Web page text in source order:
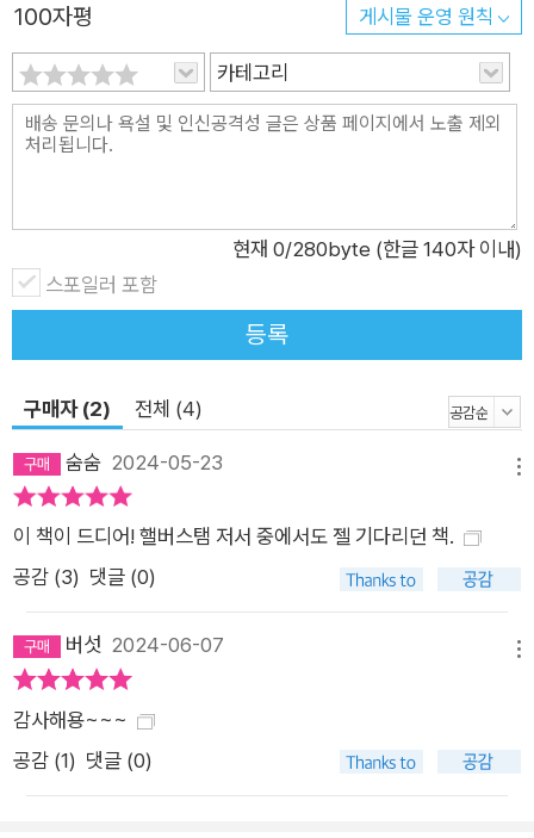
결과를 낳을 수 있을지 탐구한다. 이를테면 소작농들의 저항이나
반식민주의 투쟁에서 게으름, 수동성, 무능력처럼 실패로 보이는
것들이 실은 지배 집단의 사업을 고의로 지연시키는 훌륭한 전략
이었다. 이기려 하지 않고, 소비문화에 매몰되지 않고, 재화 축적
을 열망하지 않고, 지배적인 규율에 도전하는 것처럼, 실패는 피
다. 그래서 저자는 실패를 삶의 양식으로 받아들이면서 실패의 활
기찬 내면을 발견해보라고 우리에게 촉구한다. 성공에 관한 관습
적인 이해 바깥에서 다른 존재 방식, 다른 앎의 방식을 탐구해보
면 성공한 사람은 상상도 할 수 없고 불가능한 새로운 형태의 삶
이 있다는 것이다. 올림픽 경기에서 4등을 차지한 선수들과 마찬
가지로, <치킨 런>의 진저, <꼬마 돼지 베이브>의 베이브, <니
모를 찾아서>의 도리와 같은 만화 캐릭터들이 틀리고, 길을 잃
고, 지는 것에는 무언가 강력한 힘이 존재하는 것을 알 수 있다.
우리가 각자의 실패를 한데 모은다면 이들 애니메이션처럼 행복
하고 생산적인 실패를 통해 승자를 충분히 끌어내릴 수도 있다.
실패는 다른 종류의 성공이 될 수 있다. ‘저급 이론’과 ‘실없는 아
카이브’에서 새로운 존재 양식을 탐구하다! 성공에 대한 기존의
이해를 뒤집기 위해서는 기존의 앎의 아카이브에 균열을 내야 한
다고 핼버스탬은 주장하며, 이를 위해 ‘저급 이론’을 제안한다. 저
급 이론은 기이한 아카이브에서 파생된다. 저자는 이 저급 이론을
무기 삼아 독자들이 뒷골목으로, 음습한 지하실로, 저급한 이론의
100자평 게시물 운영 원칙
카테고리
현재 0/280byte (한글 140자 이내)
스포일러 포함
등록
구매자 (2) 전체 (4)
숨숨 2024-05-23
이 책이 드디어! 핼버스탬 저서 중에서도 젤 기다리던 책.
공감 (3) 댓글 (0)
버섯 2024-06-07
감사해용~~~
공감 (1) 댓글 (0)